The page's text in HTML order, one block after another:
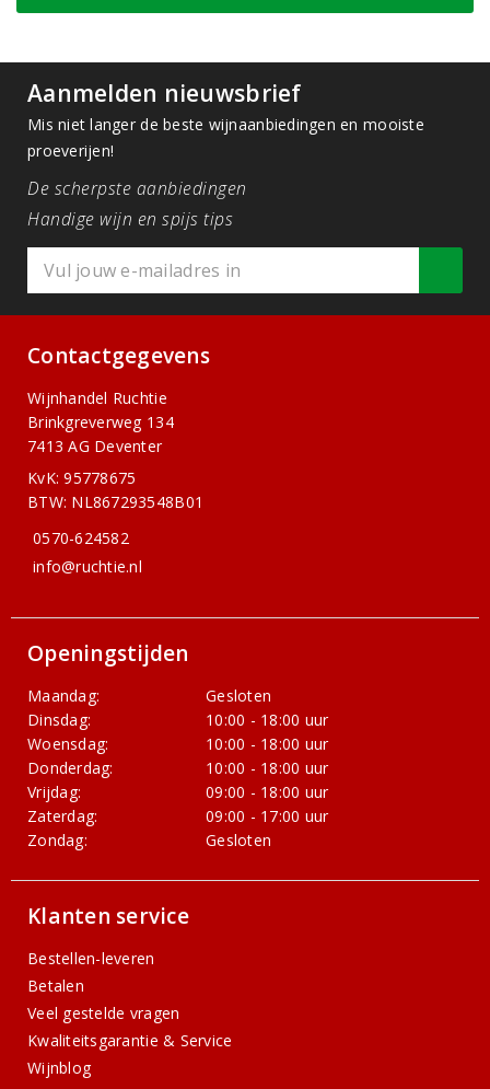
Aanmelden nieuwsbrief
Mis niet langer de beste wijnaanbiedingen en mooiste
proeverijen!
De scherpste aanbiedingen
Handige wijn en spijs tips
Contactgegevens
Wijnhandel Ruchtie
Brinkgreverweg 134
7413 AG Deventer
KvK: 95778675
BTW: NL867293548B01
0570-624582
info@ruchtie.nl
Openingstijden
Maandag:
Gesloten
Dinsdag:
10:00 - 18:00 uur
Woensdag:
10:00 - 18:00 uur
Donderdag:
10:00 - 18:00 uur
Vrijdag:
09:00 - 18:00 uur
Zaterdag:
09:00 - 17:00 uur
Zondag:
Gesloten
Klanten service
Bestellen-leveren
Betalen
Veel gestelde vragen
Kwaliteitsgarantie & Service
Wijnblog